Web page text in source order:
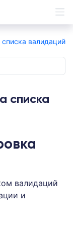
валидаций
списка
валидаций
и